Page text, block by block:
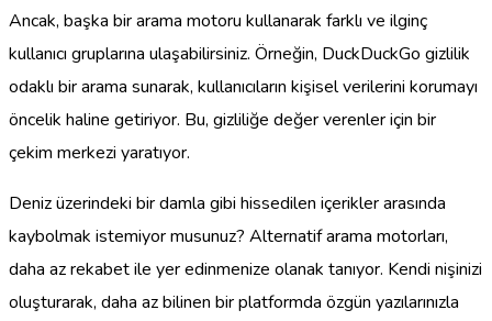
Ancak, başka bir arama motoru kullanarak farklı ve ilginç
kullanıcı gruplarına ulaşabilirsiniz. Örneğin, DuckDuckGo gizlilik
odaklı bir arama sunarak, kullanıcıların kişisel verilerini korumayı
öncelik haline getiriyor. Bu, gizliliğe değer verenler için bir
çekim merkezi yaratıyor.
Deniz üzerindeki bir damla gibi hissedilen içerikler arasında
kaybolmak istemiyor musunuz? Alternatif arama motorları,
daha az rekabet ile yer edinmenize olanak tanıyor. Kendi nişinizi
oluşturarak, daha az bilinen bir platformda özgün yazılarınızla